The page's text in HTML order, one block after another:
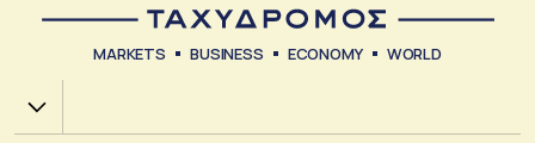
MARKETS BUSINESS ECONOMY WORLD
Χ.Α.